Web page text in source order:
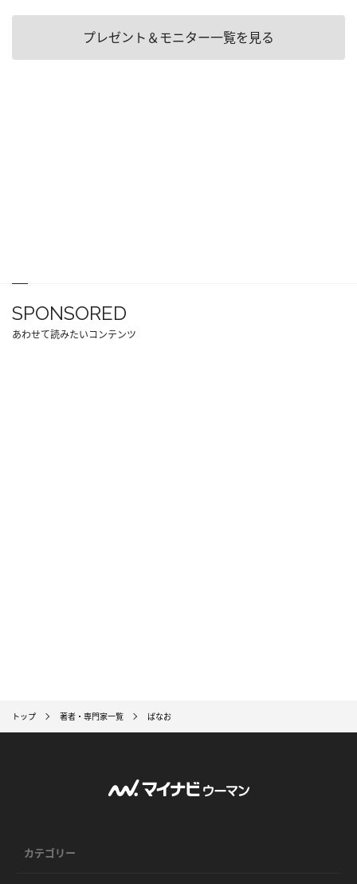
プレゼント＆モニター一覧を見る
SPONSORED
あわせて読みたいコンテンツ
トップ 著者・専門家一覧 ばなお
カテゴリー